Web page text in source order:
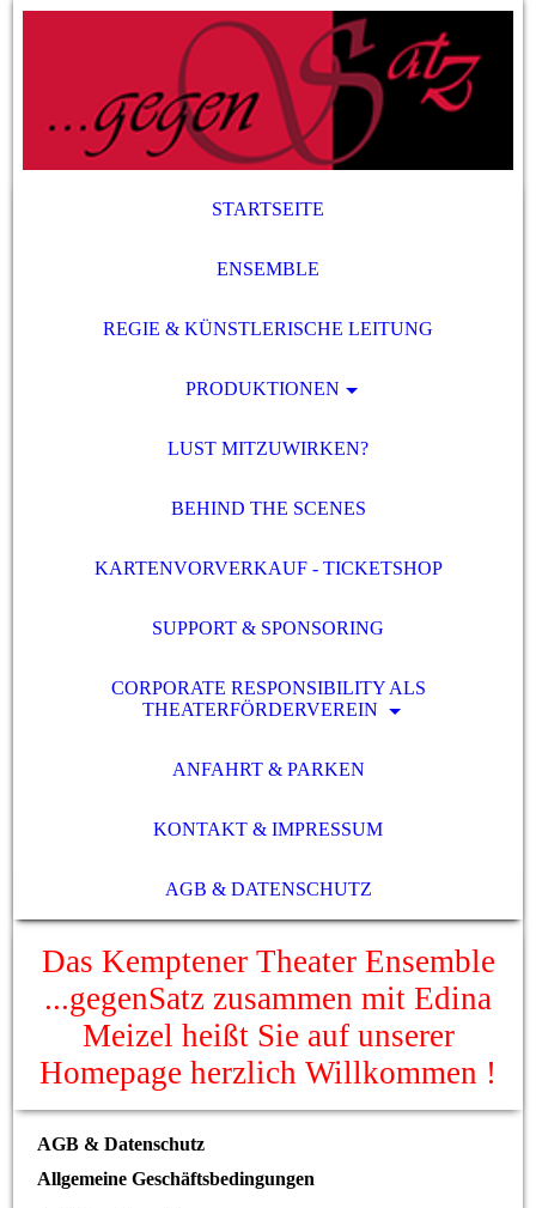
STARTSEITE
ENSEMBLE
REGIE & KÜNSTLERISCHE LEITUNG
PRODUKTIONEN
LUST MITZUWIRKEN?
BEHIND THE SCENES
KARTENVORVERKAUF - TICKETSHOP
SUPPORT & SPONSORING
CORPORATE RESPONSIBILITY ALS
THEATERFÖRDERVEREIN
ANFAHRT & PARKEN
KONTAKT & IMPRESSUM
AGB & DATENSCHUTZ
Das Kemptener Theater Ensemble
...gegenSatz zusammen mit Edina
Meizel heißt Sie auf unserer
Homepage herzlich Willkommen !
AGB & Datenschutz
Allgemeine Geschäftsbedingungen